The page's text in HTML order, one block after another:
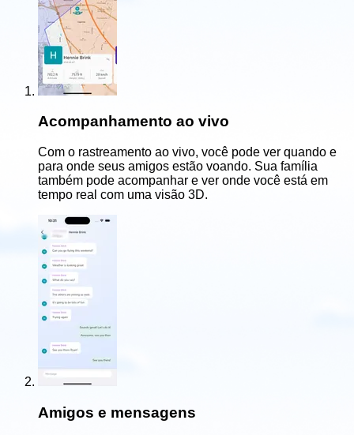
Acompanhamento ao vivo
Com o rastreamento ao vivo, você pode ver quando e
para onde seus amigos estão voando. Sua família
também pode acompanhar e ver onde você está em
tempo real com uma visão 3D.
Amigos e mensagens